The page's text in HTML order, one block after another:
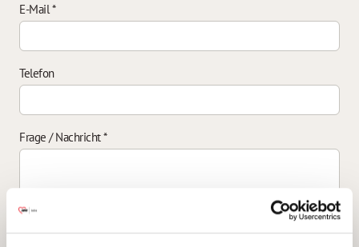
E-Mail*
Telefon
Frage / Nachricht*